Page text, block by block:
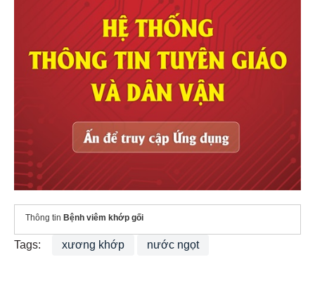
Thông tin Bệnh viêm khớp gối
Tags: xương khớp nước ngọt